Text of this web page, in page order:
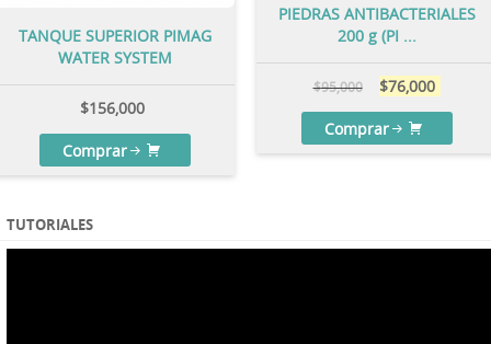
PIEDRAS ANTIBACTERIALES
200 g (PI ...
$95,000 $76,000
Comprar
TANQUE SUPERIOR PIMAG
WATER SYSTEM
$156,000
Comprar
TUTORIALES